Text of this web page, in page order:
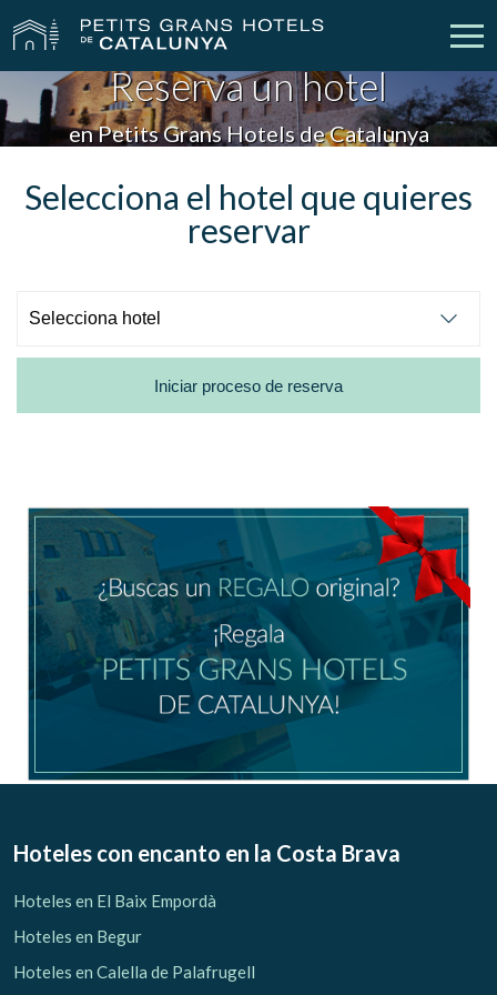
Nuestros Hoteles Escapadas
Bodas Empresas
Cheques Regalo Descubre Catalunya
Ubicación/nombre del hotel
CA ES EN
Reserva un hotel
en Petits Grans Hotels de Catalunya
Selecciona el hotel que quieres
reservar
Iniciar proceso de reserva
Hoteles con encanto en la Costa Brava
Hoteles en El Baix Empordà
Hoteles en Begur
Hoteles en Calella de Palafrugell
Modificar cookies
Si continua navegando, supone la aceptación de la
de configurar su navegador pudiendo, si así lo desea,
deberá tener en cuenta que dicha acción podrá ocasionar